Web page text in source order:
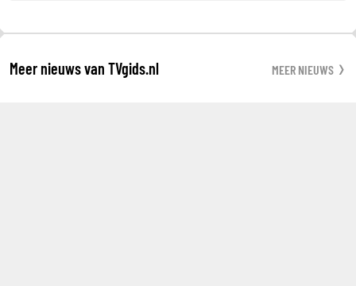
Meer nieuws van TVgids.nl MEER NIEUWS